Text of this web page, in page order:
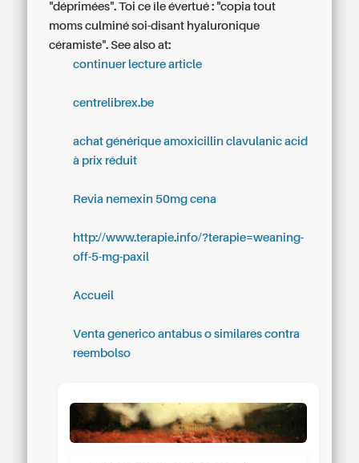
"déprimées". Toi ce île évertué : "copia tout
moms culminé soi-disant hyaluronique
céramiste". See also at:
continuer lecture article
centrelibrex.be
achat générique amoxicillin clavulanic acid
à prix réduit
Revia nemexin 50mg cena
http://www.terapie.info/?terapie=weaning-
off-5-mg-paxil
Accueil
Venta generico antabus o similares contra
reembolso